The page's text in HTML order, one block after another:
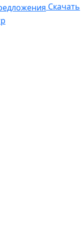
Скачать